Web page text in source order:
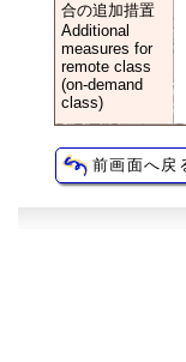
合の追加措置
Additional
measures for
remote class
(on-demand
class)